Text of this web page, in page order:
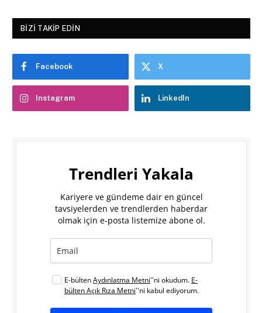
BIZI TAKIP EDIN
Facebook X
Instagram LinkedIn
Trendleri Yakala
Kariyere ve gündeme dair en güncel
tavsiyelerden ve trendlerden haberdar
olmak için e-posta listemize abone ol.
E-bültenAydınlatma Metni''ni okudum. E-
bülten Açık Rıza Metni''ni kabul ediyorum.